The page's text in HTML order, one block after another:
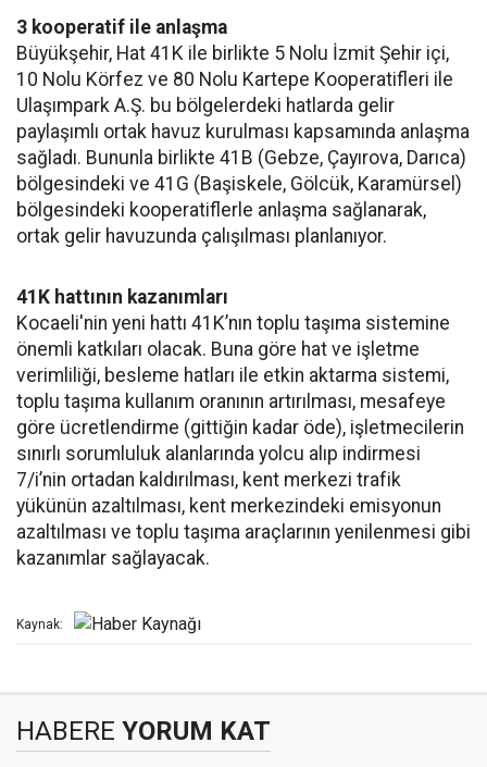
3 kooperatif ile anlaşma
Büyükşehir, Hat 41K ile birlikte 5 Nolu İzmit Şehir içi,
10 Nolu Körfez ve 80 Nolu Kartepe Kooperatifleri ile
Ulaşımpark A.Ş. bu bölgelerdeki hatlarda gelir
paylaşımlı ortak havuz kurulması kapsamında anlaşma
sağladı. Bununla birlikte 41B (Gebze, Çayırova, Darıca)
bölgesindeki ve 41G (Başiskele, Gölcük, Karamürsel)
bölgesindeki kooperatiflerle anlaşma sağlanarak,
ortak gelir havuzunda çalışılması planlanıyor.
41K hattının kazanımları
Kocaeli'nin yeni hattı 41K’nın toplu taşıma sistemine
önemli katkıları olacak. Buna göre hat ve işletme
verimliliği, besleme hatları ile etkin aktarma sistemi,
toplu taşıma kullanım oranının artırılması, mesafeye
göre ücretlendirme (gittiğin kadar öde), işletmecilerin
sınırlı sorumluluk alanlarında yolcu alıp indirmesi
7/i’nin ortadan kaldırılması, kent merkezi trafik
yükünün azaltılması, kent merkezindeki emisyonun
azaltılması ve toplu taşıma araçlarının yenilenmesi gibi
kazanımlar sağlayacak.
Kaynak:
HABERE YORUM KAT